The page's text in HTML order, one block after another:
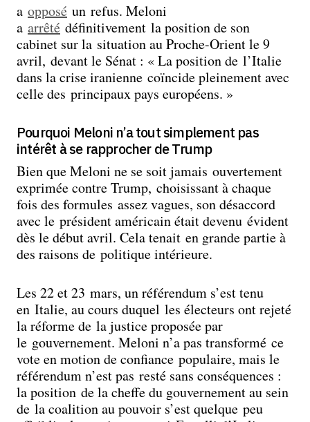
a opposé un refus. Meloni
a arrêté définitivement la position de son
cabinet sur la situation au Proche-Orient le 9
avril, devant le Sénat : « La position de l’Italie
dans la crise iranienne coïncide pleinement avec
celle des principaux pays européens. »
Pourquoi Meloni n’a tout simplement pas
intérêt à se rapprocher de Trump
Bien que Meloni ne se soit jamais ouvertement
exprimée contre Trump, choisissant à chaque
fois des formules assez vagues, son désaccord
avec le président américain était devenu évident
dès le début avril. Cela tenait en grande partie à
des raisons de politique intérieure.
Les 22 et 23 mars, un référendum s’est tenu
en Italie, au cours duquel les électeurs ont rejeté
la réforme de la justice proposée par
le gouvernement. Meloni n’a pas transformé ce
vote en motion de confiance populaire, mais le
référendum n’est pas resté sans conséquences :
la position de la cheffe du gouvernement au sein
de la coalition au pouvoir s’est quelque peu